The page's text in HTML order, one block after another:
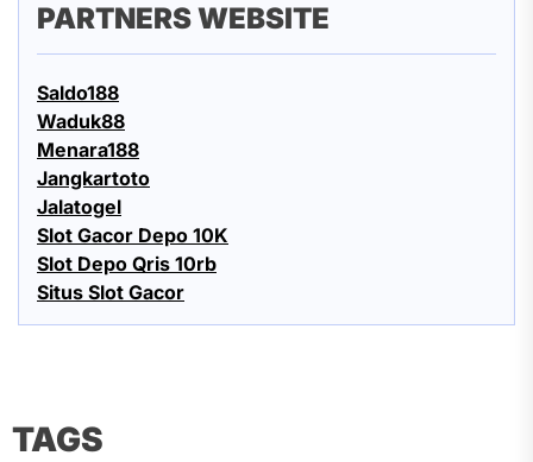
PARTNERS WEBSITE
Saldo188
Waduk88
Menara188
Jangkartoto
Jalatogel
Slot Gacor Depo 10K
Slot Depo Qris 10rb
Situs Slot Gacor
TAGS